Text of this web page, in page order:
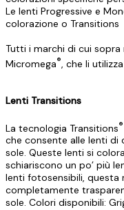
Le lenti Progressive e
colorazione o Transitions
Tutti i marchi di cui
Micromega® , che li
Lenti Transitions
La tecnologia Transitions®
che consente alle lenti di
sole. Queste lenti si
schiariscono un po’ più
lenti fotosensibili, questa
completamente
sole. Colori disponibili: